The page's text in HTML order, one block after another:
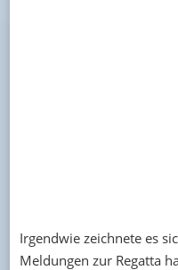
Irgendwie zeichnete es
Meldungen zur Regatta